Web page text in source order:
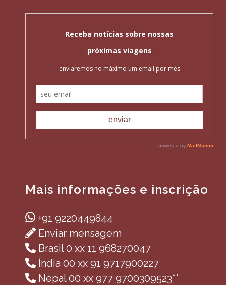
Mais informações e inscrição
+91 9220449844
Enviar mensagem
Brasil 0 xx 11 968270047
Índia 00 xx 91 9717900227
Nepal 00 xx 977 9700309523**